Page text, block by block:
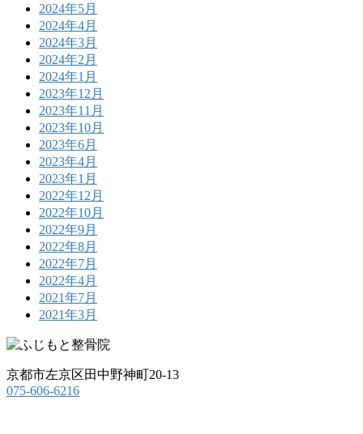
2024年5月
2024年4月
2024年3月
2024年2月
2024年1月
2023年12月
2023年11月
2023年10月
2023年6月
2023年4月
2023年1月
2022年12月
2022年10月
2022年9月
2022年8月
2022年7月
2022年4月
2021年7月
2021年3月
京都市左京区田中野神町20-13
075-606-6216